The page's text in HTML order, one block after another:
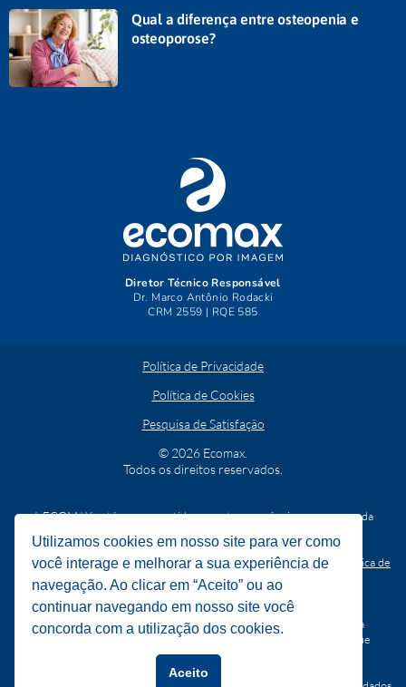
Qual a diferença entre osteopenia e
osteoporose?
Diretor Técnico Responsável
Dr. Marco Antônio Rodacki
CRM 2559 | RQE 585
Política de Privacidade
Política de Cookies
Pesquisa de Satisfação
© 2026 Ecomax.
Todos os direitos reservados.
A ECOMAX está comprometida com a transparência e segurança da
O usuário pode requerer quaisquer dos seus direitos(item 8 da Política de
Privacidade
mediante solicitação escrita a ser direcionada ao e-
mail:ecomax_lgpd@ecomax-cdi.com.br
A ECOMAX se reserva o direito de solicitar, a qualquer tempo, a
comprovação da identidade do titular por qualquer meio que julgue
necessário.
Utilizamos cookies em nosso site para ver como
você interage e melhorar a sua experiência de
navegação. Ao clicar em “Aceito” ou ao
continuar navegando em nosso site você
concorda com a utilização dos cookies.
Aceito